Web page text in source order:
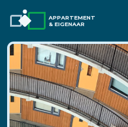
APPARTEMENT
& EIGENAAR